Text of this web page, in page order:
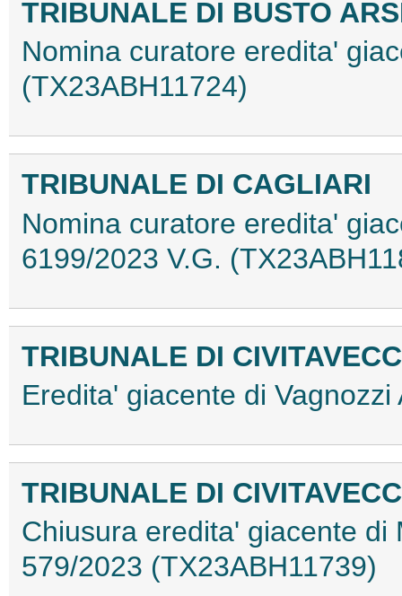
TRIBUNALE DI BUSTO
Nomina curatore eredita'
(TX23ABH11724)
TRIBUNALE DI CAGLIARI
Nomina curatore eredita'
6199/2023 V.G.
TRIBUNALE DI
Eredita' giacente di
TRIBUNALE DI
Chiusura eredita' giacente di
579/2023 (TX23ABH11739)